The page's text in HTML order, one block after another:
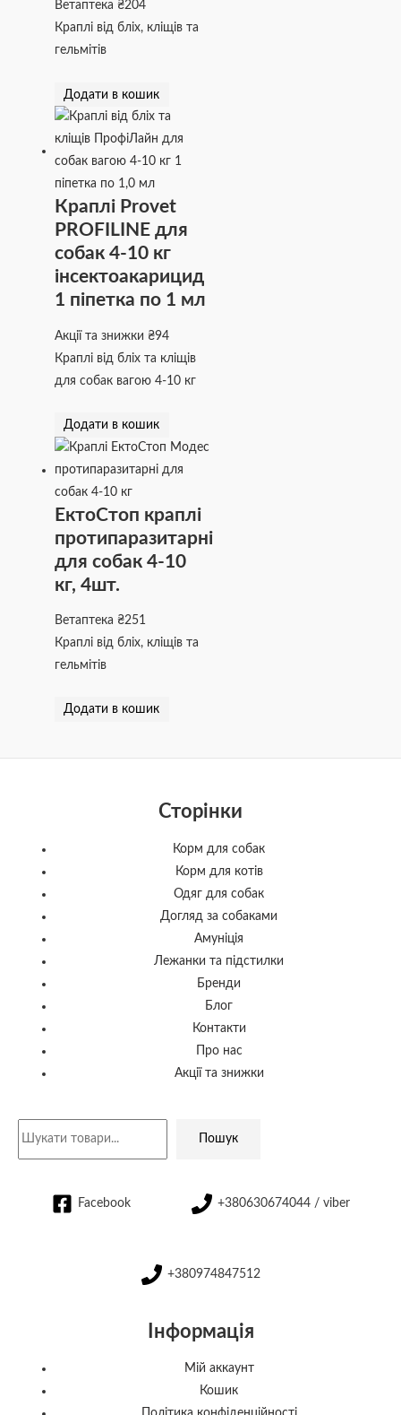
Ветаптека₴204
Краплі від бліх, кліщів та
гельмітів
Додати в кошик
Краплі Provet
PROFILINE для
собак 4-10 кг
інсектоакарицид
1 піпетка по 1 мл
Акції та знижки₴94
Краплі від бліх та кліщів
для собак вагою 4-10 кг
Додати в кошик
ЕктоСтоп краплі
протипаразитарні
для собак 4-10
кг, 4шт.
Ветаптека₴251
Краплі від бліх, кліщів та
гельмітів
Додати в кошик
Сторінки
Корм для собак
Корм для котів
Одяг для собак
Догляд за собаками
Амуніція
Лежанки та підстилки
Бренди
Блог
Контакти
Про нас
Акції та знижки
Пошук
Facebook +380630674044 / viber
+380974847512
Інформація
Мій аккаунт
Кошик